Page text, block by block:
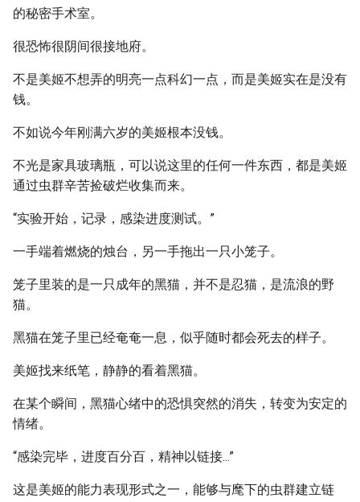
的秘密手术室。
很恐怖很阴间很接地府。
不是美姬不想弄的明亮一点科幻一点，而是美姬实在是没有
钱。
不如说今年刚满六岁的美姬根本没钱。
不光是家具玻璃瓶，可以说这里的任何一件东西，都是美姬
通过虫群辛苦捡破烂收集而来。
“实验开始，记录，感染进度测试。”
一手端着燃烧的烛台，另一手拖出一只小笼子。
笼子里装的是一只成年的黑猫，并不是忍猫，是流浪的野
猫。
黑猫在笼子里已经奄奄一息，似乎随时都会死去的样子。
美姬找来纸笔，静静的看着黑猫。
在某个瞬间，黑猫心绪中的恐惧突然的消失，转变为安定的
情绪。
“感染完毕，进度百分百，精神以链接...”
这是美姬的能力表现形式之一，能够与麾下的虫群建立链